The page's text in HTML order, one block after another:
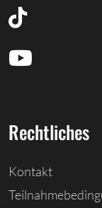
Rechtliches
Kontakt